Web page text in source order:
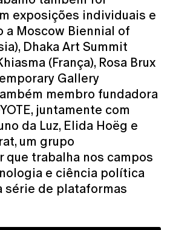
exposições individuais e
a Moscow Biennial of
Dhaka Art Summit
(França), Rosa Brux
Gallery
membro fundadora
juntamente com
da Luz, Elida Hoëg e
um grupo
trabalha nos campos
e ciência política
série de plataformas